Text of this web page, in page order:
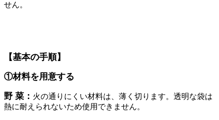
せん。
【基本の手順】
①材料を用意する
野 菜： 火の通りにくい材料は、薄く切ります。透明な袋は
熱に耐えられないため使用できません。